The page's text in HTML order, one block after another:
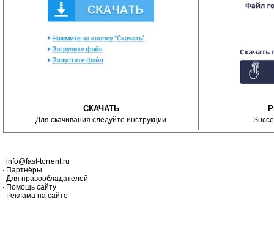
СКАЧАТЬ
Для скачивания следуйте инструкции
info@fast-torrent.ru
Партнёры
Для правообладателей
Помощь сайту
Реклама на сайте